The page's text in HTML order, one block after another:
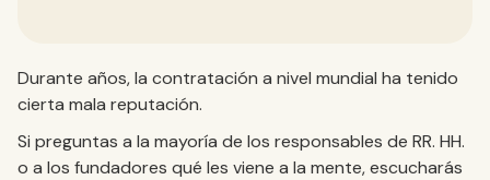
Durante años, la contratación a nivel mundial ha tenido
cierta mala reputación.
Si preguntas a la mayoría de los responsables de RR. HH.
o a los fundadores qué les viene a la mente, escucharás